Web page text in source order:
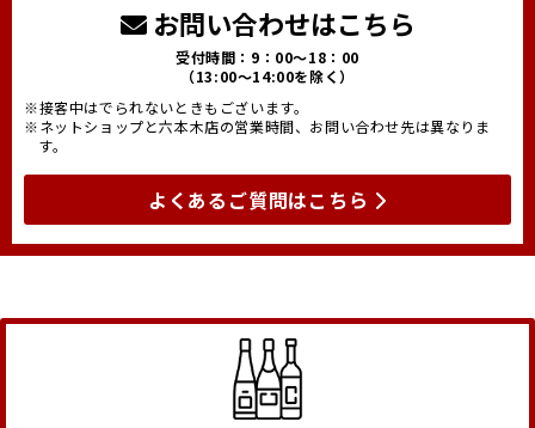
お問い合わせはこちら
受付時間：9：00～18：00
（13:00～14:00を除く）
※接客中はでられないときもございます。
※ネットショップと六本木店の営業時間、お問い合わせ先は異なりま
す。
よくあるご質問はこちら